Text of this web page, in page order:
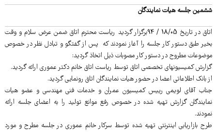
ششمین جلسه هیات نمایندگان
اتاق در تاریخ 18/05 / 94برگزار گردید ریاست محترم اتاق ضمن عرض سلام و وقت
بخیر طبق دستور کار جلسه را آغاز نمودند که پس از گفتگو و تبادل نظر در خصوص
موضوعات مطروح در دستور کار مصوبات ذیل اتخاذ گردید:
گزارش کمیسیونهای تخصصی اتاق توسط ریاست اتاق خانم دکتر عموری ارائه گردید.
از بانک اطلاعاتی اعضا در حضور هیات نمایندگان اتاق رونمایی گردید.
جناب آقای لویمی رییس کمیسیون عمران و خدمات فنی مهندسی و عضو هیات
نمایندگان گزارش تهیه شده در خصوص رفع موانع تولید را به اعضای جلسه ارائه
نمودند.
طرح بازاریابی اینترنتی تهیه شده توسط سرکار خانم عموری در جلسه مطرح و مورد